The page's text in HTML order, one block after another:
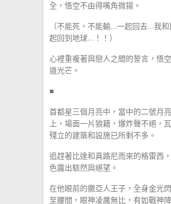
全，悟空不由得嘴角微揚。
（不能死，不能輸…一起回去…我
起回到地球…！！）
心裡重複著與戀人之間的誓言，悟
道光芒。
■
首都星三個月亮中，當中的二號月
上，場面一片狼籍，爆炸聲不絕，
殘立的建築和設施已所剩不多。
追趕著比達和真路尼而來的格雷西
色露出駭然與絕望。
在他眼前的撒亞人王子，全身金光
至腰間，眼神凌厲無比，有如戰神